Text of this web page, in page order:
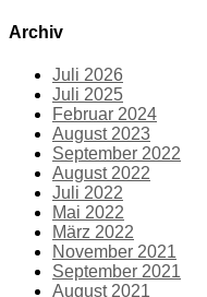
Archiv
Juli 2026
Juli 2025
Februar 2024
August 2023
September 2022
August 2022
Juli 2022
Mai 2022
März 2022
November 2021
September 2021
August 2021